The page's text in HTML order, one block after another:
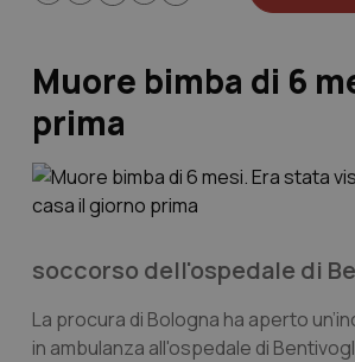
Muore bimba di 6
prima
soccorso dell'ospedale di
La procura di Bologna ha aperto
in ambulanza all'ospedale di